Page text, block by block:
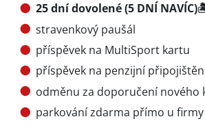
25 dní dovolené (5 DNÍ
stravenkový paušál
příspěvek na MultiSport kartu
příspěvek na penzijní
odměnu za doporučení nového
parkování zdarma přímo u firmy